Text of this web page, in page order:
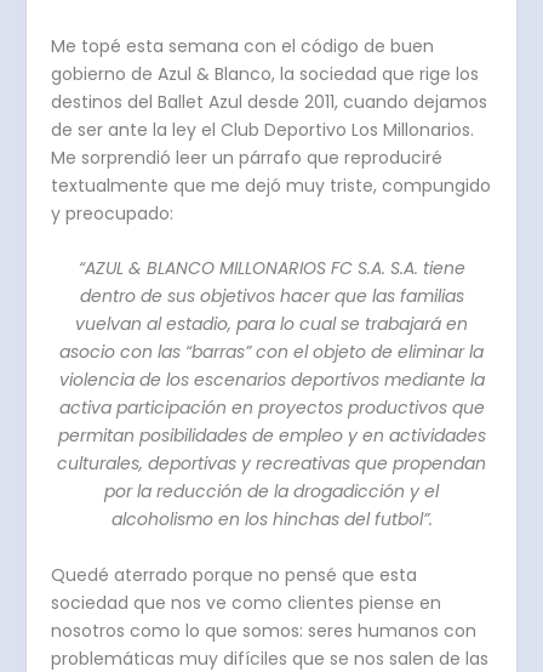
Me topé esta semana con el código de buen
gobierno de Azul & Blanco, la sociedad que rige los
destinos del Ballet Azul desde 2011, cuando dejamos
de ser ante la ley el Club Deportivo Los Millonarios.
Me sorprendió leer un párrafo que reproduciré
textualmente que me dejó muy triste, compungido
y preocupado:
“AZUL & BLANCO MILLONARIOS FC S.A. S.A. tiene
dentro de sus objetivos hacer que las familias
vuelvan al estadio, para lo cual se trabajará en
asocio con las “barras” con el objeto de eliminar la
violencia de los escenarios deportivos mediante la
activa participación en proyectos productivos que
permitan posibilidades de empleo y en actividades
culturales, deportivas y recreativas que propendan
por la reducción de la drogadicción y el
alcoholismo en los hinchas del futbol”.
Quedé aterrado porque no pensé que esta
sociedad que nos ve como clientes piense en
nosotros como lo que somos: seres humanos con
problemáticas muy difíciles que se nos salen de las